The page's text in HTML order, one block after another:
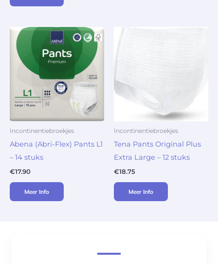
Incontinentiebroekjes
Abena (Abri-Flex) Pants L1
– 14 stuks
€17.90
Meer Info
Incontinentiebroekjes
Tena Pants Original Plus
Extra Large – 12 stuks
€18.75
Meer Info